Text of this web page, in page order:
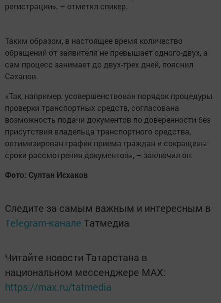
регистрации», – отметил спикер.
Таким образом, в настоящее время количество
обращений от заявителя не превышает одного-двух, а
сам процесс занимает до двух-трех дней, пояснил
Сахапов.
«Так, например, усовершенствован порядок процедуры
проверки транспортных средств, согласована
возможность подачи документов по доверенности без
присутствия владельца транспортного средства,
оптимизирован график приема граждан и сокращены
сроки рассмотрения документов», – заключил он.
Фото: Султан Исхаков
Следите за самым важным и интересным в
Telegram-канале Татмедиа
Читайте новости Татарстана в
национальном мессенджере MАХ:
https://max.ru/tatmedia